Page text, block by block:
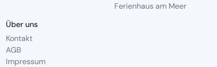
Ferienhaus am Meer
Über uns
Kontakt
AGB
Impressum